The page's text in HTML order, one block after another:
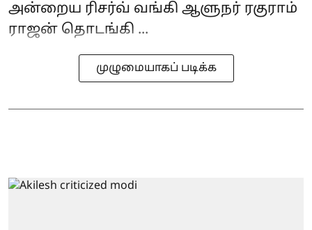
அன்றைய ரிசர்வ் வங்கி ஆளுநர் ரகுராம்
ராஜன் தொடங்கி ...
முழுமையாகப் படிக்க